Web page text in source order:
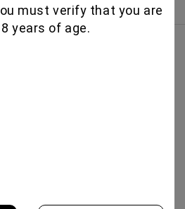
must verify that you are
years of age.